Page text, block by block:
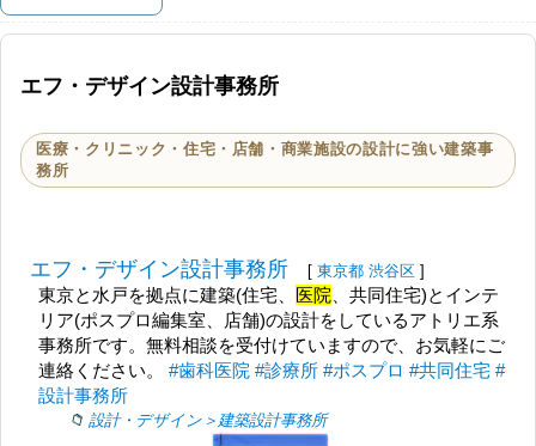
エフ・デザイン設計事務所
医療・クリニック・住宅・店舗・商業施設の設計に強い建築事
務所
エフ・デザイン設計事務所 [ 東京都 渋谷区 ]
東京と水戸を拠点に建築(住宅、 医院 、共同住宅)とインテ
リア(ポスプロ編集室、店舗)の設計をしているアトリエ系
事務所です。無料相談を受付けていますので、お気軽にご
連絡ください。#歯科医院 #診療所 #ポスプロ #共同住宅 #
設計事務所
設計・デザイン＞建築設計事務所